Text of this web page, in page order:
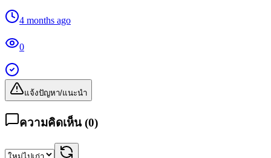
4 months ago
0
แจ้งปัญหา/แนะนำ
ความคิดเห็น (0)